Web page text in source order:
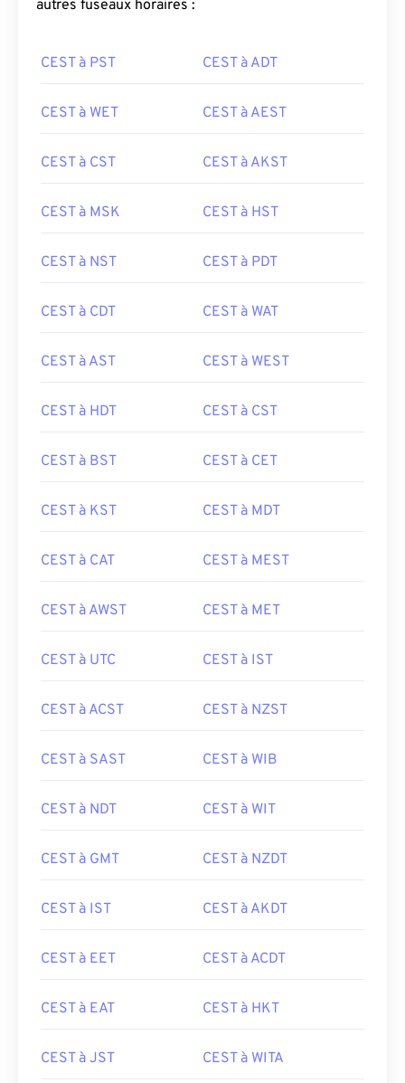
autres fuseaux horaires :
CEST à PST CEST à ADT
CEST à WET CEST à AEST
CEST à CST CEST à AKST
CEST à MSK CEST à HST
CEST à NST CEST à PDT
CEST à CDT CEST à WAT
CEST à AST CEST à WEST
CEST à HDT CEST à CST
CEST à BST CEST à CET
CEST à KST CEST à MDT
CEST à CAT CEST à MEST
CEST à AWST CEST à MET
CEST à UTC CEST à IST
CEST à ACST CEST à NZST
CEST à SAST CEST à WIB
CEST à NDT CEST à WIT
CEST à GMT CEST à NZDT
CEST à IST CEST à AKDT
CEST à EET CEST à ACDT
CEST à EAT CEST à HKT
CEST à JST CEST à WITA